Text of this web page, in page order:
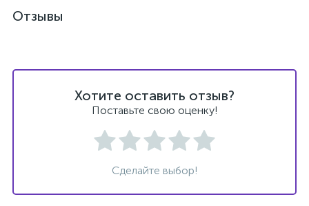
Отзывы
Хотите оставить отзыв?
Поставьте свою оценку!
Сделайте выбор!